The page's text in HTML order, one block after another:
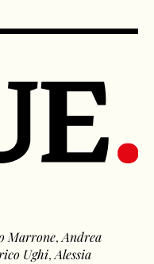
Marrone,Andrea
Ughi,Alessia